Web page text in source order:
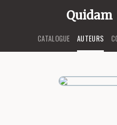
Quidam
CATALOGUE AUTEURS